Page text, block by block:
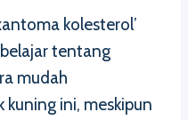
kolesterol’
tentang
mudah
ini, meskipun